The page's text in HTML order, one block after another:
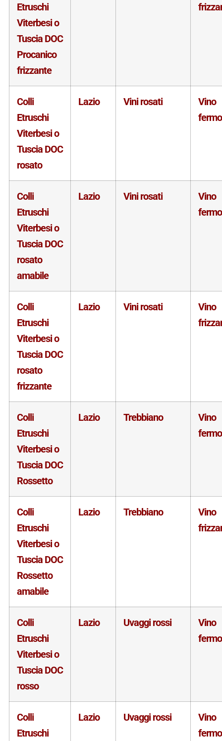
Etruschi
Viterbesi o
Tuscia DOC
Procanico
frizzante
Colli
Etruschi
Viterbesi o
Tuscia DOC
rosato
Lazio Vini rosati
Vino
fermo
Colli
Etruschi
Viterbesi o
Tuscia DOC
rosato
amabile
Lazio Vini rosati
Vino
fermo
Colli
Etruschi
Viterbesi o
Tuscia DOC
rosato
frizzante
Lazio Vini rosati
Vino
Colli
Etruschi
Viterbesi o
Tuscia DOC
Rossetto
Lazio Trebbiano
Vino
fermo
Colli
Etruschi
Viterbesi o
Tuscia DOC
Rossetto
amabile
Lazio Trebbiano
Vino
Colli
Etruschi
Viterbesi o
Tuscia DOC
rosso
Lazio Uvaggi rossi
Vino
fermo
Colli
Etruschi
Lazio Uvaggi rossi
Vino
fermo